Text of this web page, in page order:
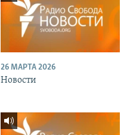
26 МАРТА 2026
Новости